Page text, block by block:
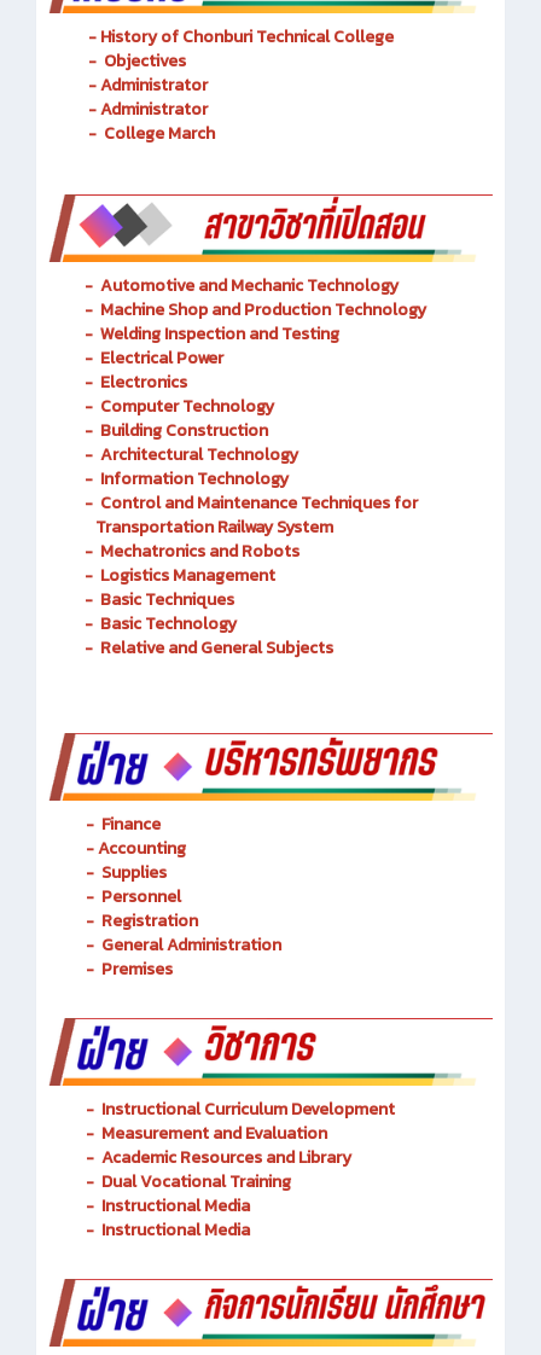
- History of Chonburi Technical College
- Objectives
- Administrator
- Administrator
- College March
- Automotive and MechanicTechnology
- Machine Shop and Production Technology
- Welding Inspection and Testing
- Electrical Power
- Electronics
- Computer Technology
- Building Construction
- Architectural Technology
- Information Technology
- Control and Maintenance Techniques for
Transportation Railway System
- Mechatronics and Robots
- Logistics Management
- Basic Techniques
- Basic Technology
- Relative and General Subjects
- Finance
-Accounting
- Supplies
- Personnel
- Registration
- General Administration
- Premises
- Instructional Curriculum Development
- Measurement and Evaluation
- Academic Resources and Library
- Dual Vocational Training
- Instructional Media
- Instructional Media